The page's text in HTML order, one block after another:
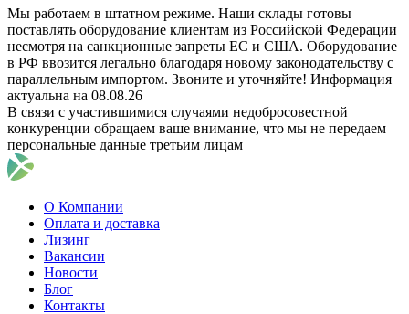
Мы работаем в штатном режиме. Наши склады готовы
поставлять оборудование клиентам из Российской Федерации
несмотря на санкционные запреты ЕС и США. Оборудование
в РФ ввозится легально благодаря новому законодательству с
параллельным импортом. Звоните и уточняйте! Информация
актуальна на 08.08.26
В связи с участившимися случаями недобросовестной
конкуренции обращаем ваше внимание, что мы не передаем
персональные данные третьим лицам
О Компании
Оплата и доставка
Лизинг
Вакансии
Новости
Блог
Контакты